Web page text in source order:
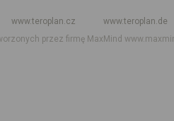
www.teroplan.cz
www.teroplan.de
przez firmę MaxMind